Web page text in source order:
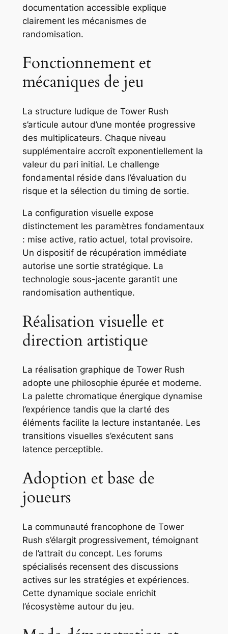
documentation accessible explique
clairement les mécanismes de
randomisation.
Fonctionnement et
mécaniques de jeu
La structure ludique de Tower Rush
s’articule autour d’une montée progressive
des multiplicateurs. Chaque niveau
supplémentaire accroît exponentiellement la
valeur du pari initial. Le challenge
fondamental réside dans l’évaluation du
risque et la sélection du timing de sortie.
La configuration visuelle expose
distinctement les paramètres fondamentaux
: mise active, ratio actuel, total provisoire.
Un dispositif de récupération immédiate
autorise une sortie stratégique. La
technologie sous-jacente garantit une
randomisation authentique.
Réalisation visuelle et
direction artistique
La réalisation graphique de Tower Rush
adopte une philosophie épurée et moderne.
La palette chromatique énergique dynamise
l’expérience tandis que la clarté des
éléments facilite la lecture instantanée. Les
transitions visuelles s’exécutent sans
latence perceptible.
Adoption et base de
joueurs
La communauté francophone de Tower
Rush s’élargit progressivement, témoignant
de l’attrait du concept. Les forums
spécialisés recensent des discussions
actives sur les stratégies et expériences.
Cette dynamique sociale enrichit
l’écosystème autour du jeu.